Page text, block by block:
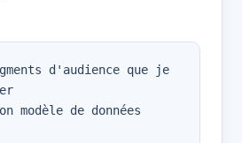
d'audience que je
modèle de données